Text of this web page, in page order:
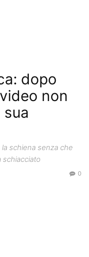
dopo
non
schiena senza che
0